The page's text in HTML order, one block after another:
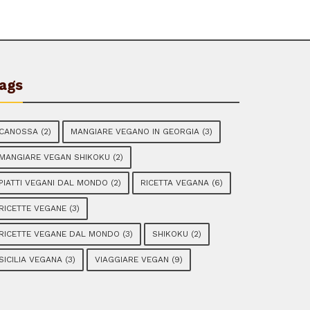
CANOSSA (2) MANGIARE VEGANO IN GEORGIA (3)
MANGIARE VEGAN SHIKOKU (2)
PIATTI VEGANI DAL MONDO (2) RICETTA VEGANA (6)
RICETTE VEGANE (3)
RICETTE VEGANE DAL MONDO (3) SHIKOKU (2)
SICILIA VEGANA (3) VIAGGIARE VEGAN (9)